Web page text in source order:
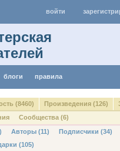
войти
блоги правила
(8460) Произведения (126)
Сообщества (6)
Авторы (11)
Подписчики (34)
(105)